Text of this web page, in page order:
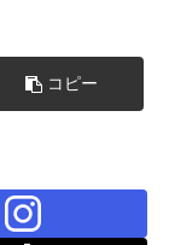
コピー